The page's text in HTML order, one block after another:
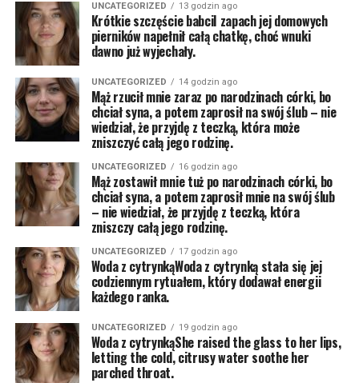
UNCATEGORIZED 13 godzin ago
Krótkie szczęście babciI zapach jej domowych
pierników napełnił całą chatkę, choć wnuki
dawno już wyjechały.
UNCATEGORIZED 14 godzin ago
Mąż rzucił mnie zaraz po narodzinach córki, bo
chciał syna, a potem zaprosił na swój ślub – nie
wiedział, że przyjdę z teczką, która może
zniszczyć całą jego rodzinę.
UNCATEGORIZED 16 godzin ago
Mąż zostawił mnie tuż po narodzinach córki, bo
chciał syna, a potem zaprosił mnie na swój ślub
– nie wiedział, że przyjdę z teczką, która
zniszczy całą jego rodzinę.
UNCATEGORIZED 17 godzin ago
Woda z cytrynkąWoda z cytrynką stała się jej
codziennym rytuałem, który dodawał energii
każdego ranka.
UNCATEGORIZED 19 godzin ago
Woda z cytrynkąShe raised the glass to her lips,
letting the cold, citrusy water soothe her
parched throat.